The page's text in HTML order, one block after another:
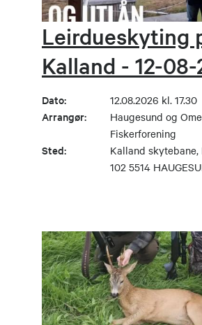
Leirdueskyting
Kalland - 12-
Dato: 12.08.2026 kl. 17.30
Arrangør:
Haugesund og
Fiskerforening
Sted:
Kalland
102 5514